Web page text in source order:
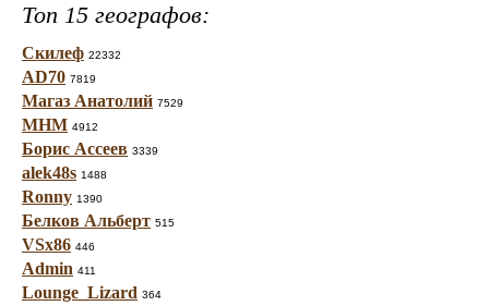
Топ 15 географов:
Скилеф 22332
AD70 7819
Магаз Анатолий 7529
МНМ 4912
Борис Ассеев 3339
alek48s 1488
Ronny 1390
Белков Альберт 515
VSx86 446
Admin 411
Lounge_Lizard 364